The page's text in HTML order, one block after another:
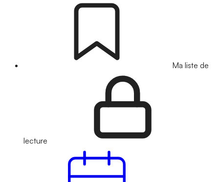
Ma liste de
lecture